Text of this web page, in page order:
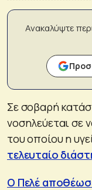
Ανακαλύψτε
Σε σοβαρή
νοσηλεύεται σε
του οποίου η
τελευταίο
Ο Πελέ